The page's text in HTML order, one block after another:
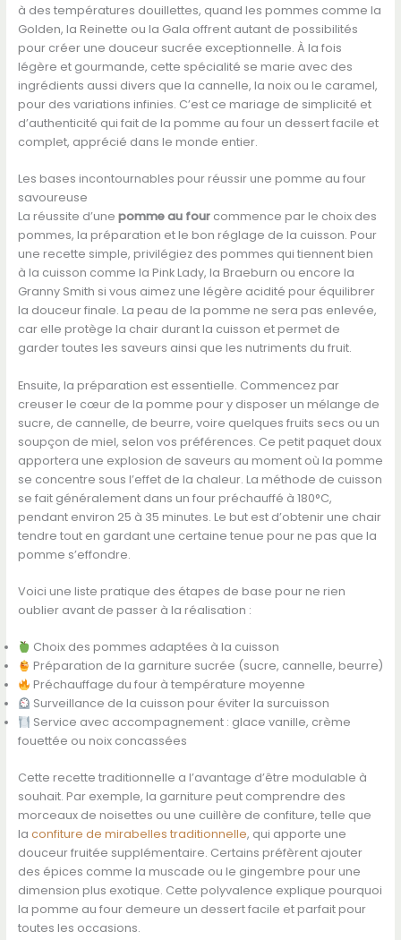
à des températures douillettes, quand les pommes comme la
Golden, la Reinette ou la Gala offrent autant de possibilités
pour créer une douceur sucrée exceptionnelle. À la fois
légère et gourmande, cette spécialité se marie avec des
ingrédients aussi divers que la cannelle, la noix ou le caramel,
pour des variations infinies. C’est ce mariage de simplicité et
d’authenticité qui fait de la pomme au four un dessert facile et
complet, apprécié dans le monde entier.
Les bases incontournables pour réussir une pomme au four
savoureuse
La réussite d’une pomme au fourcommence par le choix des
pommes, la préparation et le bon réglage de la cuisson. Pour
une recette simple, privilégiez des pommes qui tiennent bien
à la cuisson comme la Pink Lady, la Braeburn ou encore la
Granny Smith si vous aimez une légère acidité pour équilibrer
la douceur finale. La peau de la pomme ne sera pas enlevée,
car elle protège la chair durant la cuisson et permet de
garder toutes les saveurs ainsi que les nutriments du fruit.
Ensuite, la préparation est essentielle. Commencez par
creuser le cœur de la pomme pour y disposer un mélange de
sucre, de cannelle, de beurre, voire quelques fruits secs ou un
soupçon de miel, selon vos préférences. Ce petit paquet doux
apportera une explosion de saveurs au moment où la pomme
se concentre sous l’effet de la chaleur. La méthode de cuisson
se fait généralement dans un four préchauffé à 180°C,
pendant environ 25 à 35 minutes. Le but est d’obtenir une chair
tendre tout en gardant une certaine tenue pour ne pas que la
pomme s’effondre.
Voici une liste pratique des étapes de base pour ne rien
oublier avant de passer à la réalisation :
Choix des pommes adaptées à la cuisson
Préparation de la garniture sucrée (sucre, cannelle, beurre)
Préchauffage du four à température moyenne
Surveillance de la cuisson pour éviter la surcuisson
Service avec accompagnement : glace vanille, crème
fouettée ou noix concassées
Cette recette traditionnelle a l’avantage d’être modulable à
souhait. Par exemple, la garniture peut comprendre des
morceaux de noisettes ou une cuillère de confiture, telle que
la confiture de mirabelles traditionnelle, qui apporte une
douceur fruitée supplémentaire. Certains préfèrent ajouter
des épices comme la muscade ou le gingembre pour une
dimension plus exotique. Cette polyvalence explique pourquoi
la pomme au four demeure un dessert facile et parfait pour
toutes les occasions.